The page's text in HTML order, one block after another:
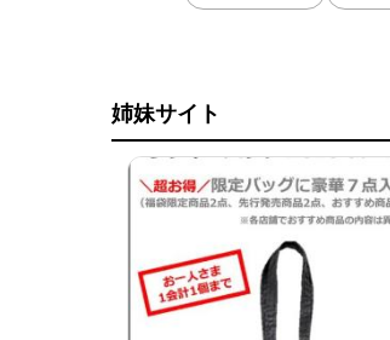
姉妹サイト